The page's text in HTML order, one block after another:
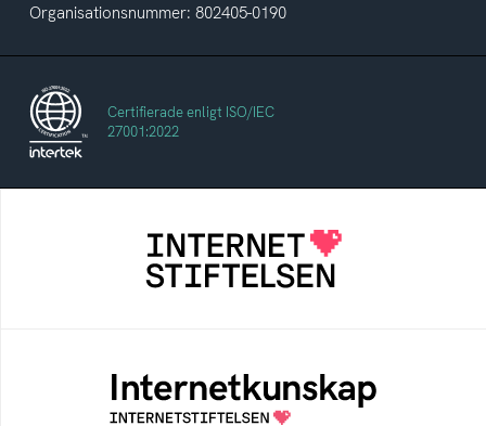
Organisationsnummer: 802405-0190
Certifierade enligt ISO/IEC
27001:2022
Internetstiftelsen verkar för ett internet som
bidrar positivt till människan och samhället
Samlad kunskap som hjälper dig att bli en
säker och medveten internetanvändare